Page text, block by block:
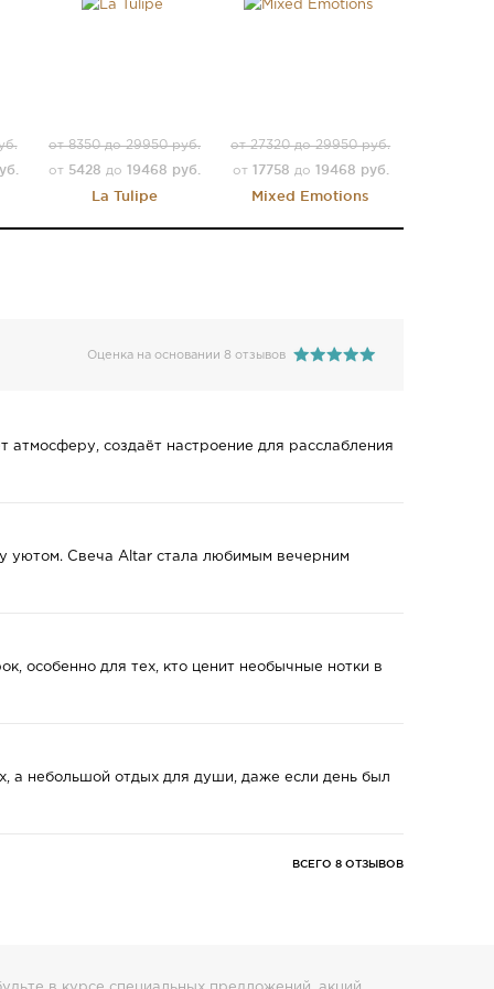
от 8350 до 29950 руб.
от 5428 до19468 руб.
La Tulipe
от 27320 до 29950 руб.
от 17758 до 19468 руб.
Mixed Emotions
Оценка на основании 8 отзывов
создаёт настроение для расслабления
уютом. Свеча Altar стала любимым вечерним
особенно для тех, кто ценит необычные нотки в
а небольшой отдых для души, даже если день был
ВСЕГО 8 ОТЗЫВОВ